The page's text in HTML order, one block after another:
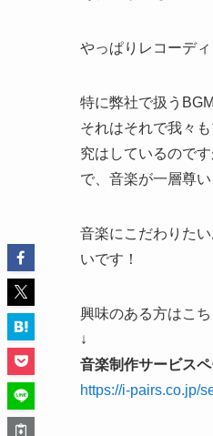
やっぱりレコーデ
特に弊社で扱う
それはそれで我々
究はしているので
で、音楽が一層尊
音楽にこだわりた
いです！
興味のある方はこち
↓
音楽制作サービス
https://i-pairs.co.jp/